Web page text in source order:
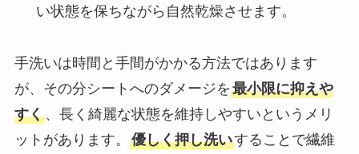
い状態を保ちながら自然乾燥させます。
手洗いは時間と手間がかかる方法ではあります
が、その分シートへのダメージを最小限に抑えや
すく、長く綺麗な状態を維持しやすいというメリ
ットがあります。 優しく押し洗いすることで繊維